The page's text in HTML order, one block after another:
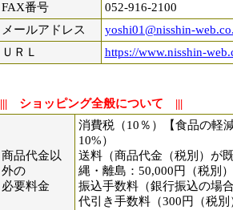
FAX番号
052-916-2100
メールアドレス
yoshi01@nisshin-
ＵＲＬ
https://www.nisshin-
||| ショッピング全般について |||
商品代金以
外の
必要料金
消費税（10％）【食品の軽
10%）
送料（商品代金（税別）が
縄・離島：50,000円（税別
振込手数料（銀行振込の場
代引き手数料（300円（税